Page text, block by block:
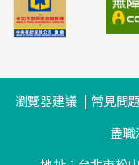
瀏覽器建議 常見問題
盡職